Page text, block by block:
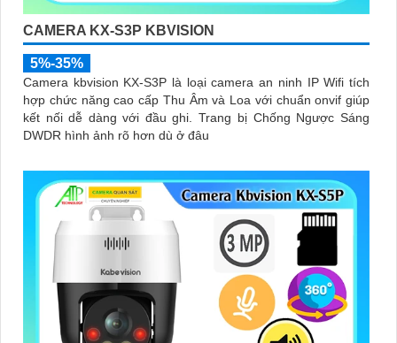
CAMERA KX-S3P KBVISION
5%-35%
Camera kbvision KX-S3P là loại camera an ninh IP Wifi tích
hợp chức năng cao cấp Thu Âm và Loa với chuẩn onvif giúp
kết nối dễ dàng với đầu ghi. Trang bị Chống Ngược Sáng
DWDR hình ảnh rõ hơn dù ở đâu